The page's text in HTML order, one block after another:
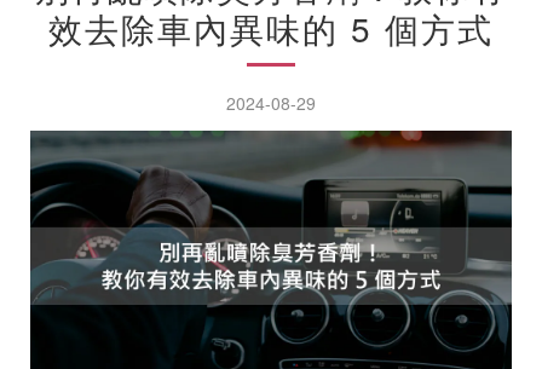
效去除車內異味的 5 個方式
2024-08-29